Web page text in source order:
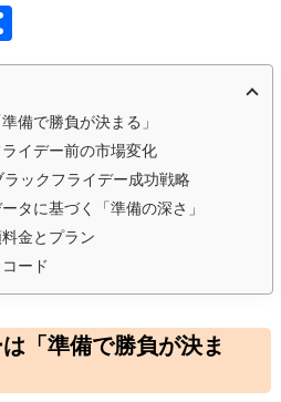
S
h
e
備で勝負が決まる」
イデー前の市場変化
ックフライデー成功戦略
タに基づく「準備の深さ」
金とプラン
ード
「準備で勝負が決ま